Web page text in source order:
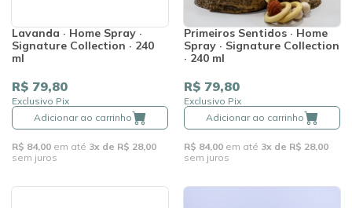
Lavanda · Home Spray ·
Signature Collection · 240
ml
R$ 79,80
Exclusivo Pix
Adicionar ao carrinho
R$ 84,00 em até 3x de R$ 28,00
sem juros
Primeiros Sentidos · Home
Spray · Signature Collection
· 240 ml
R$ 79,80
Exclusivo Pix
Adicionar ao carrinho
R$ 84,00 em até 3x de R$ 28,00
sem juros